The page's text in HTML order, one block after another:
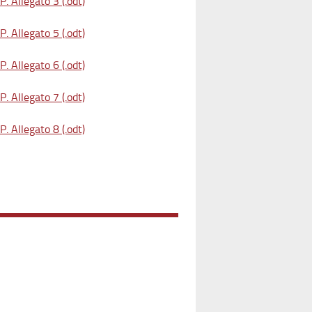
Allegato 5 (.odt)
Allegato 6 (.odt)
Allegato 7 (.odt)
Allegato 8 (.odt)